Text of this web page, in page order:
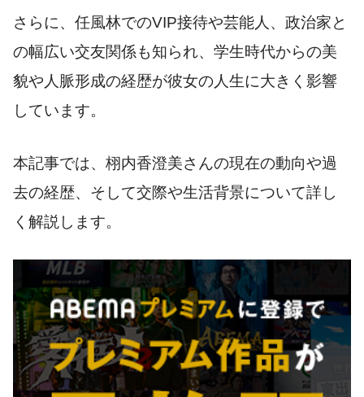
さらに、任風林でのVIP接待や芸能人、政治家と
の幅広い交友関係も知られ、学生時代からの美
貌や人脈形成の経歴が彼女の人生に大きく影響
しています。
本記事では、栩内香澄美さんの現在の動向や過
去の経歴、そして交際や生活背景について詳し
く解説します。